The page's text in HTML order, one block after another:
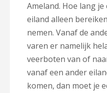
Ameland. Hoe lang
eiland alleen
nemen. Vanaf de
varen er namelijk
veerboten van of
vanaf een ander
komen, dan moet je